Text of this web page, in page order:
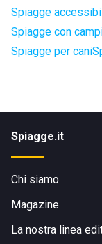
Spiagge
Spiagge con
Spiagge per cani
Spiagge.it
Chi siamo
Magazine
La nostra linea